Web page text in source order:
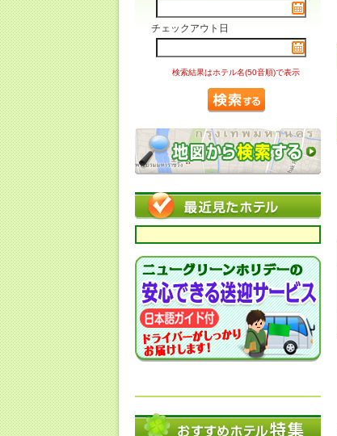
チェックアウト日
検索結果はホテル名(50音順)で表示